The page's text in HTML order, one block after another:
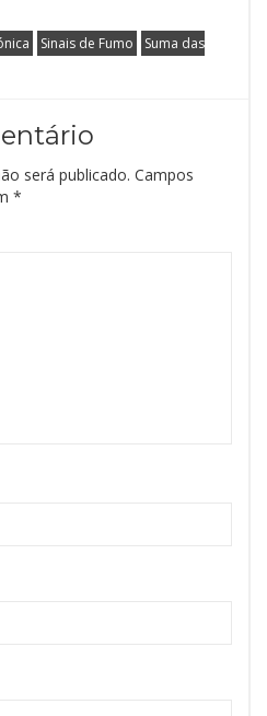
Sinais de Fumo
Suma das
será publicado. Campos
*